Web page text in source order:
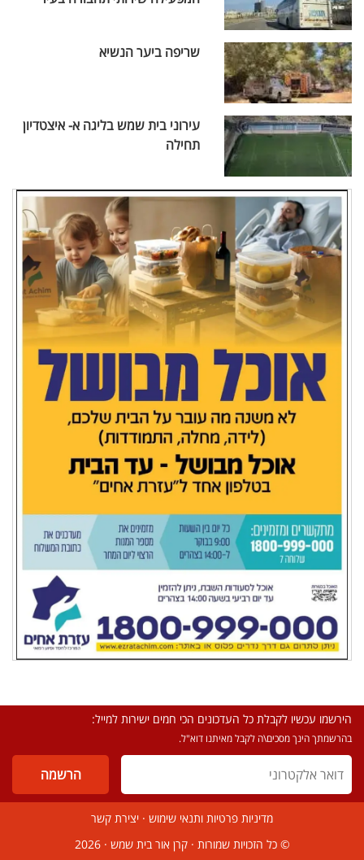
שריפה ביער הנשיא
עירוני בית שמש בליגה א- איצטדיון
תחילה
הירשמו עכשיו לקבלת כל העדכונים הכי חמים ישירות למייל:
בהרשמתך הינך מסכים\ה לקבל מאיתנו דוא"ל.
מדיניות פרטיות ותנאי שימוש · יצירת קשר
© כל הזכויות שמורות ·קרן אור בית שמש · 2026